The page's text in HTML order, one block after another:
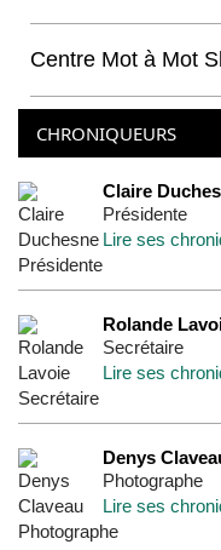
Centre Mot à Mot
CHRONIQUEURS
Claire
Présidente
Lire ses
Rolande
Secrétaire
Lire ses
Denys
Photographe
Lire ses